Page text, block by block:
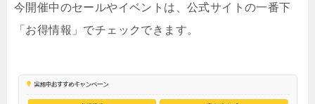
今開催中のセールやイベントは、公式サイトの一番下
「お得情報」でチェックできます。